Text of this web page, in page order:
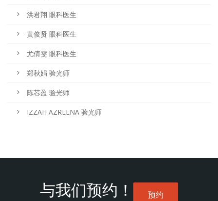
洪君翔 眼科医生
黄俊贤 眼科医生
尤倩雯 眼科医生
郑秋娟 验光师
陈芯盈 验光师
IZZAH AZREENA 验光师
与我们预约！ 预约